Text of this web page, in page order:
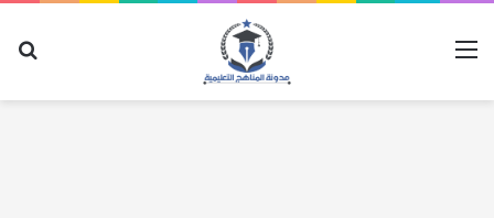
القائمة